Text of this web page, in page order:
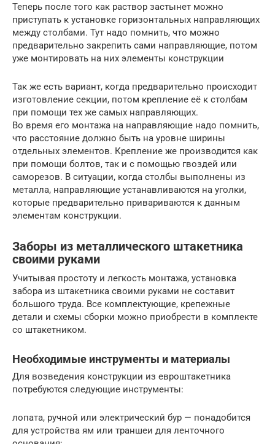
Теперь после того как раствор застынет можно
приступать к установке горизонтальных направляющих
между столбами. Тут надо помнить, что можно
предварительно закрепить сами направляющие, потом
уже монтировать на них элементы конструкции
Так же есть вариант, когда предварительно происходит
изготовление секции, потом крепление её к столбам
при помощи тех же самых направляющих.
Во время его монтажа на направляющие надо помнить,
что расстояние должно быть на уровне ширины
отдельных элементов. Крепление же производится как
при помощи болтов, так и с помощью гвоздей или
саморезов. В ситуации, когда столбы выполнены из
металла, направляющие устанавливаются на уголки,
которые предварительно привариваются к данным
элементам конструкции.
Заборы из металлического штакетника
своими руками
Учитывая простоту и легкость монтажа, установка
забора из штакетника своими руками не составит
большого труда. Все комплектующие, крепежные
детали и схемы сборки можно приобрести в комплекте
со штакетником.
Необходимые инструменты и материалы
Для возведения конструкции из евроштакетника
потребуются следующие инструменты:
лопата, ручной или электрический бур — понадобится
для устройства ям или траншеи для ленточного